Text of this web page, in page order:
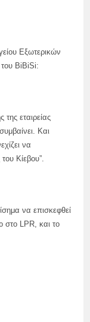
Εξωτερικών
BiBiSi:
εταιρείας
Και
να
Κίεβου”.
να επισκεφθεί
στο LPR, και το